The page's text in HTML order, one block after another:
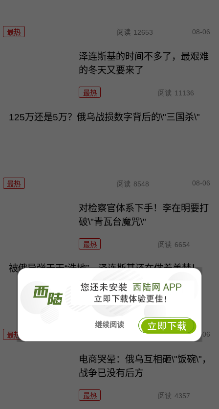
继续阅读
最热 阅读 12653 08-06
泽连斯基的时间不多了，最艰难
的冬天又要来了
最热 阅读 11136
125万还是5万？俄乌战损数字背后的\"三国杀\"
最热 阅读 8548 08-06
对检察官体系下手！李在明要打
破\"青瓦台魔咒\"
最热 阅读 6654
被俄导弹天天“洗地”，泽连斯基还在做着美梦！
最热 6057 08-06
电商哭晕：俄乌互相砸\"饭碗\"，
战争已没有后方
最热 阅读 4357